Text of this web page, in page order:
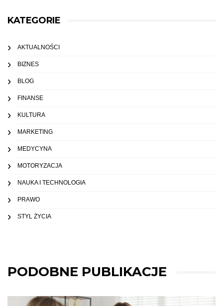
KATEGORIE
AKTUALNOŚCI
BIZNES
BLOG
FINANSE
KULTURA
MARKETING
MEDYCYNA
MOTORYZACJA
NAUKA I TECHNOLOGIA
PRAWO
STYL ŻYCIA
PODOBNE PUBLIKACJE